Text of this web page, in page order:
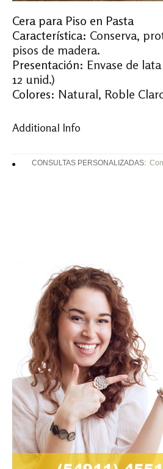
Cera para Piso en Pasta
Característica: Conserva,
pisos de madera.
Presentación: Envase de
12 unid.)
Colores: Natural, Roble
Additional Info
CONSULTAS PERSONALIZADAS: